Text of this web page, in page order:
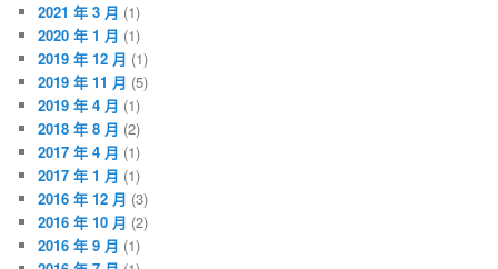
2021 年 3 月 (1)
2020 年 1 月 (1)
2019 年 12 月 (1)
2019 年 11 月 (5)
2019 年 4 月 (1)
2018 年 8 月 (2)
2017 年 4 月 (1)
2017 年 1 月 (1)
2016 年 12 月 (3)
2016 年 10 月 (2)
2016 年 9 月 (1)